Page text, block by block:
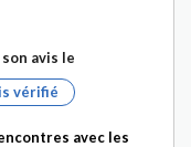
avis le
vérifié
avec les